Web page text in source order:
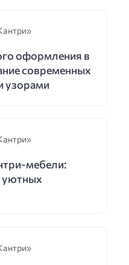
оформления в
современных
узорами
мебели:
уютных